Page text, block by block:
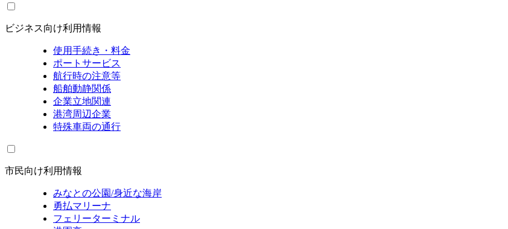
ビジネス向け利用情報
使用手続き・料金
ポートサービス
航行時の注意等
船舶動静関係
企業立地関連
港湾周辺企業
特殊車両の通行
市民向け利用情報
みなとの公園/身近な海岸
勇払マリーナ
フェリーターミナル